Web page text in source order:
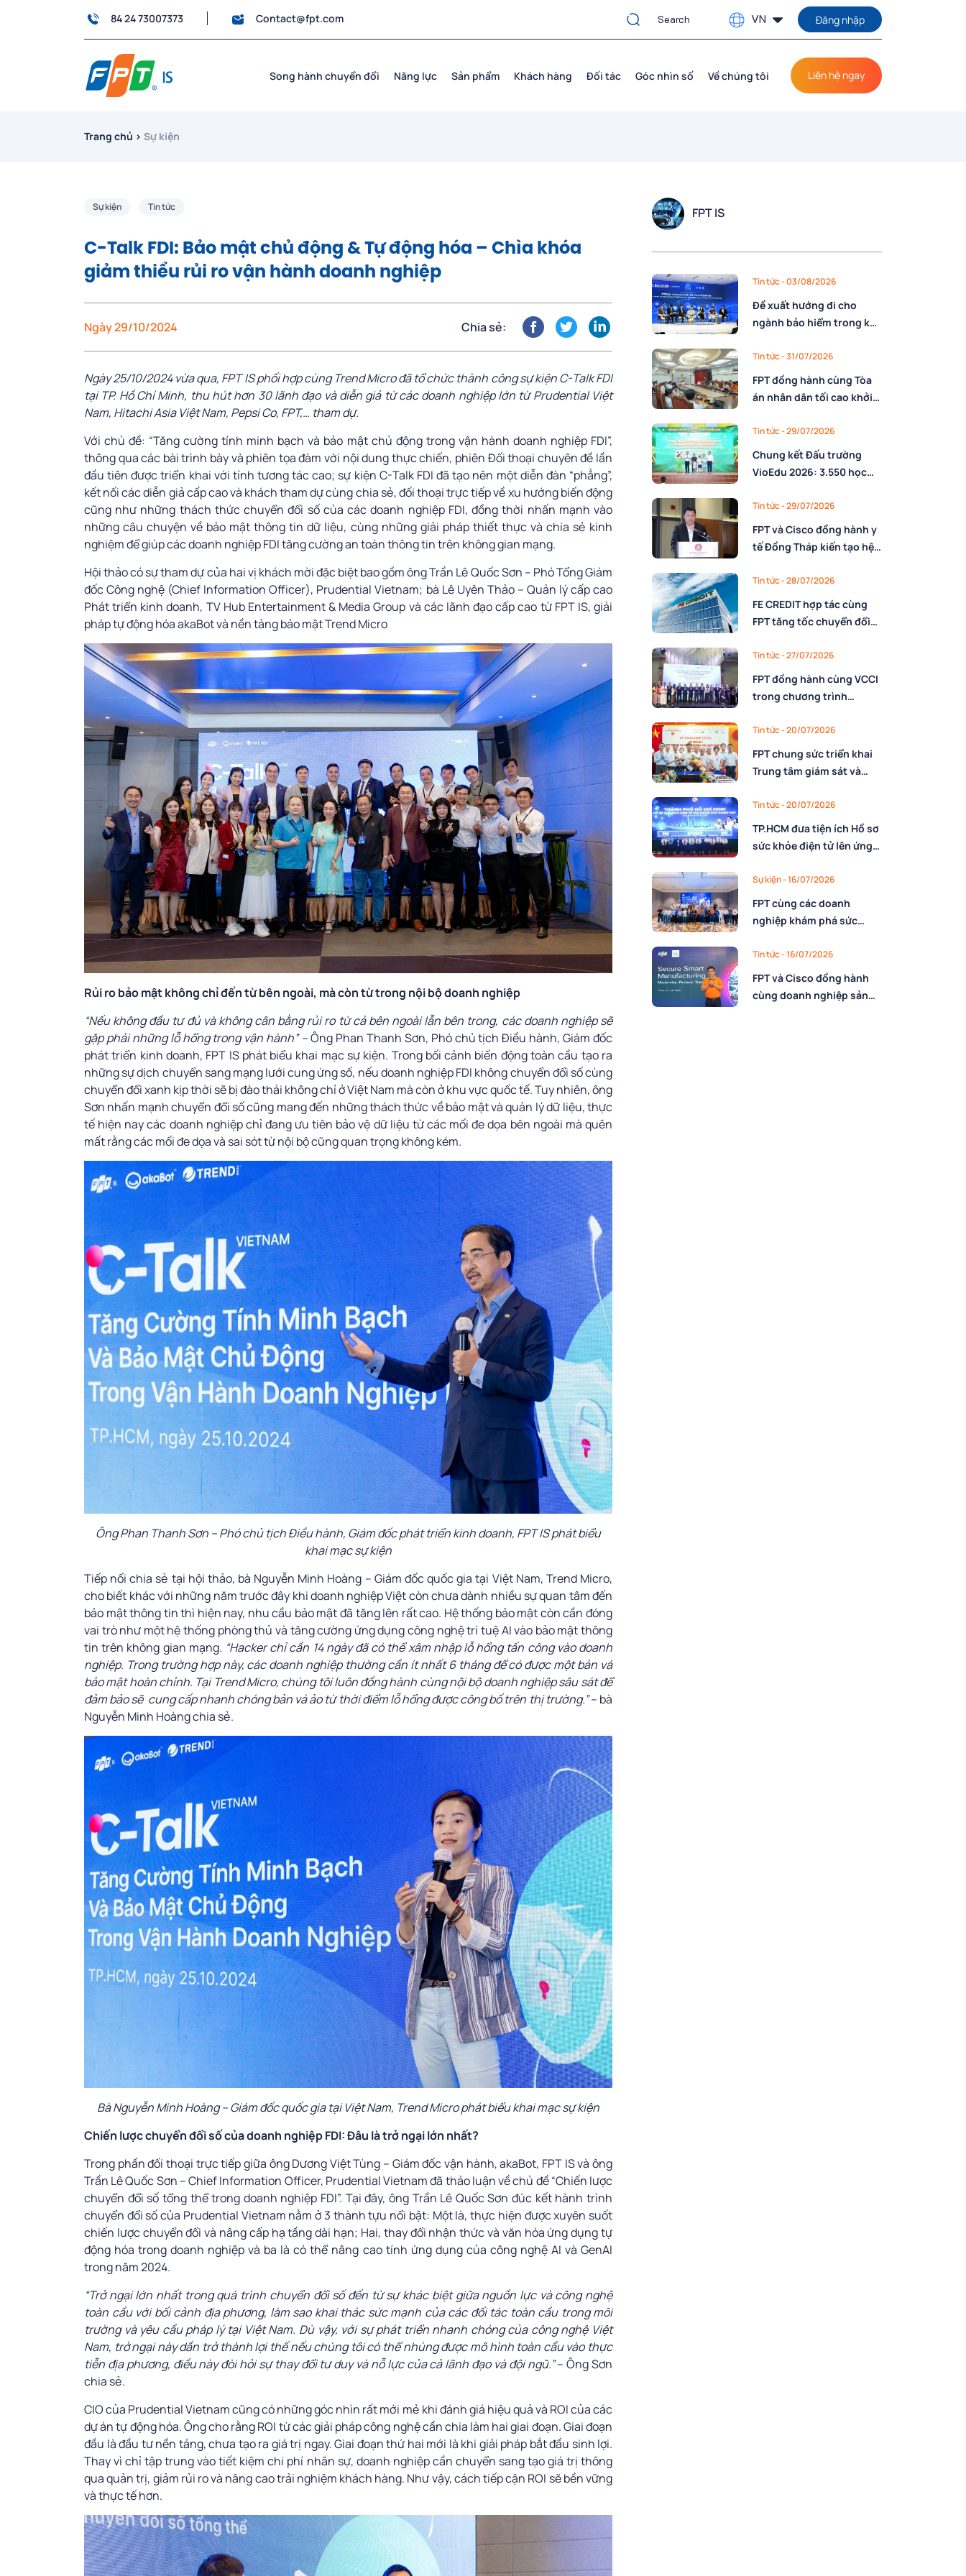
84 24 73007373 Contact@fpt.com VN Đăng nhập
Song hành chuyển đổi Năng lực Sản phẩm Khách hàng Đối tác Góc nhìn số Về chúng tôi Liên hệ ngay
Trang chủ › Sự kiện
Sự kiện Tin tức
C-Talk FDI: Bảo mật chủ động & Tự động hóa – Chìa khóa
giảm thiểu rủi ro vận hành doanh nghiệp
Ngày 29/10/2024 Chia sẻ:
Ngày 25/10/2024 vừa qua, FPT IS phối hợp cùng Trend Micro đã tổ chức thành công sự kiện C-Talk FDI
tại TP. Hồ Chí Minh, thu hút hơn 30 lãnh đạo và diễn giả từ các doanh nghiệp lớn từ Prudential Việt
Nam, Hitachi Asia Việt Nam, Pepsi Co, FPT,… tham dự.
Với chủ đề: “Tăng cường tính minh bạch và bảo mật chủ động trong vận hành doanh nghiệp FDI”,
thông qua các bài trình bày và phiên tọa đàm với nội dung thực chiến, phiên Đối thoại chuyên đề lần
đầu tiên được triển khai với tính tương tác cao; sự kiện C-Talk FDI đã tạo nên một diễn đàn “phẳng”,
kết nối các diễn giả cấp cao và khách tham dự cùng chia sẻ, đối thoại trực tiếp về xu hướng biến động
cũng như những thách thức chuyển đổi số của các doanh nghiệp FDI, đồng thời nhấn mạnh vào
những câu chuyện về bảo mật thông tin dữ liệu, cùng những giải pháp thiết thực và chia sẻ kinh
nghiệm để giúp các doanh nghiệp FDI tăng cường an toàn thông tin trên không gian mạng.
Hội thảo có sự tham dự của hai vị khách mời đặc biệt bao gồm ông Trần Lê Quốc Sơn – Phó Tổng Giám
đốc Công nghệ (Chief Information Officer), Prudential Vietnam; bà Lê Uyên Thảo – Quản lý cấp cao
Phát triển kinh doanh, TV Hub Entertainment & Media Group và các lãnh đạo cấp cao từ FPT IS, giải
pháp tự động hóa akaBot và nền tảng bảo mật Trend Micro
Rủi ro bảo mật không chỉ đến từ bên ngoài, mà còn từ trong nội bộ doanh nghiệp
“Nếu không đầu tư đủ và không cân bằng rủi ro từ cả bên ngoài lẫn bên trong, các doanh nghiệp sẽ
gặp phải những lỗ hổng trong vận hành” –Ông Phan Thanh Sơn, Phó chủ tịch Điều hành, Giám đốc
phát triển kinh doanh, FPT IS phát biểu khai mạc sự kiện. Trong bối cảnh biến động toàn cầu tạo ra
những sự dịch chuyển sang mạng lưới cung ứng số, nếu doanh nghiệp FDI không chuyển đổi số cùng
chuyển đổi xanh kịp thời sẽ bị đào thải không chỉ ở Việt Nam mà còn ở khu vực quốc tế. Tuy nhiên, ông
Sơn nhấn mạnh chuyển đổi số cũng mang đến những thách thức về bảo mật và quản lý dữ liệu, thực
tế hiện nay các doanh nghiệp chỉ đang ưu tiên bảo vệ dữ liệu từ các mối đe dọa bên ngoài mà quên
mất rằng các mối đe dọa và sai sót từ nội bộ cũng quan trọng không kém.
Ông Phan Thanh Sơn – Phó chủ tịch Điều hành, Giám đốc phát triển kinh doanh, FPT IS phát biểu
khai mạc sự kiện
Tiếp nối chia sẻ tại hội thảo, bà Nguyễn Minh Hoàng – Giám đốc quốc gia tại Việt Nam, Trend Micro,
cho biết khác với những năm trước đây khi doanh nghiệp Việt còn chưa dành nhiều sự quan tâm đến
bảo mật thông tin thì hiện nay, nhu cầu bảo mật đã tăng lên rất cao. Hệ thống bảo mật còn cần đóng
vai trò như một hệ thống phòng thủ và tăng cường ứng dụng công nghệ trí tuệ AI vào bảo mật thông
tin trên không gian mạng. “Hacker chỉ cần 14 ngày đã có thể xâm nhập lỗ hổng tấn công vào doanh
nghiệp. Trong trường hợp này, các doanh nghiệp thường cần ít nhất 6 tháng để có được một bản vá
bảo mật hoàn chỉnh. Tại Trend Micro, chúng tôi luôn đồng hành cùng nội bộ doanh nghiệp sâu sát để
đảm bảo sẽ cung cấp nhanh chóng bản vá ảo từ thời điểm lỗ hổng được công bố trên thị trường.”– bà
Nguyễn Minh Hoàng chia sẻ.
Bà Nguyễn Minh Hoàng – Giám đốc quốc gia tại Việt Nam, Trend Micro phát biểu khai mạc sự kiện
Chiến lược chuyển đổi số của doanh nghiệp FDI: Đâu là trở ngại lớn nhất?
Trong phần đối thoại trực tiếp giữa ông Dương Việt Tùng – Giám đốc vận hành, akaBot, FPT IS và ông
Trần Lê Quốc Sơn – Chief Information Officer, Prudential Vietnam đã thảo luận về chủ đề “Chiến lược
chuyển đổi số tổng thể trong doanh nghiệp FDI”. Tại đây, ông Trần Lê Quốc Sơn đúc kết hành trình
chuyển đổi số của Prudential Vietnam nằm ở 3 thành tựu nổi bật: Một là, thực hiện được xuyên suốt
chiến lược chuyển đổi và nâng cấp hạ tầng dài hạn; Hai, thay đổi nhận thức và văn hóa ứng dụng tự
động hóa trong doanh nghiệp và ba là có thể nâng cao tính ứng dụng của công nghệ AI và GenAI
trong năm 2024.
“Trở ngại lớn nhất trong quá trình chuyển đổi số đến từ sự khác biệt giữa nguồn lực và công nghệ
toàn cầu với bối cảnh địa phương, làm sao khai thác sức mạnh của các đối tác toàn cầu trong môi
trường và yêu cầu pháp lý tại Việt Nam. Dù vậy, với sự phát triển nhanh chóng của công nghệ Việt
Nam, trở ngại này dần trở thành lợi thế nếu chúng tôi có thể nhúng được mô hình toàn cầu vào thực
tiễn địa phương, điều này đòi hỏi sự thay đổi tư duy và nỗ lực của cả lãnh đạo và đội ngũ.”– Ông Sơn
chia sẻ.
CIO của Prudential Vietnam cũng có những góc nhìn rất mới mẻ khi đánh giá hiệu quả và ROI của các
dự án tự động hóa. Ông cho rằng ROI từ các giải pháp công nghệ cần chia làm hai giai đoạn. Giai đoạn
đầu là đầu tư nền tảng, chưa tạo ra giá trị ngay. Giai đoạn thứ hai mới là khi giải pháp bắt đầu sinh lợi.
Thay vì chỉ tập trung vào tiết kiệm chi phí nhân sự, doanh nghiệp cần chuyển sang tạo giá trị thông
qua quản trị, giảm rủi ro và nâng cao trải nghiệm khách hàng. Như vậy, cách tiếp cận ROI sẽ bền vững
và thực tế hơn.
FPT IS
Tin tức- 03/08/2026
Đề xuất hướng đi cho
ngành bảo hiểm trong kỷ
nghệ và xây dựng lực
lượng lao động AI
Tin tức- 31/07/2026
FPT đồng hành cùng Tòa
án nhân dân tối cao khởi
số quản trị, phân giao
nhiệm vụ và đánh giá cán
bộ
Tin tức- 29/07/2026
Chung kết Đấu trường
VioEdu 2026: 3.550 học
Tin tức- 29/07/2026
FPT và Cisco đồng hành y
tế Đồng Tháp kiến tạo hệ
nền tảng AI
Tin tức- 28/07/2026
FE CREDIT hợp tác cùng
FPT tăng tốc chuyển đổi
nhân lực
Tin tức- 27/07/2026
FPT đồng hành cùng VCCI
trong chương trình
nguyên mới
Tin tức- 20/07/2026
FPT chung sức triển khai
Trung tâm giám sát và
cho Cục Dự trữ Nhà nước,
Bộ Tài chính
Tin tức- 20/07/2026
TP.HCM đưa tiện ích Hồ sơ
sức khỏe điện tử lên ứng
đồng hành triển khai của
FPT
Sự kiện- 16/07/2026
FPT cùng các doanh
nghiệp khám phá sức
lực vận hành
Tin tức- 16/07/2026
FPT và Cisco đồng hành
cùng doanh nghiệp sản